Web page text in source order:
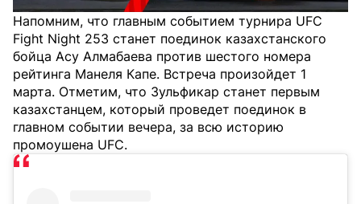
Напомним, что главным событием турнира UFC
Fight Night 253 станет поединок казахстанского
бойца Асу Алмабаева против шестого номера
рейтинга Манеля Капе. Встреча произойдет 1
марта. Отметим, что Зульфикар станет первым
казахстанцем, который проведет поединок в
главном событии вечера, за всю историю
промоушена UFC.